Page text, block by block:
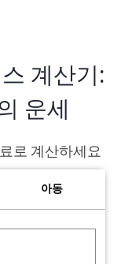
계산기:
운세
로 계산하세요
아동